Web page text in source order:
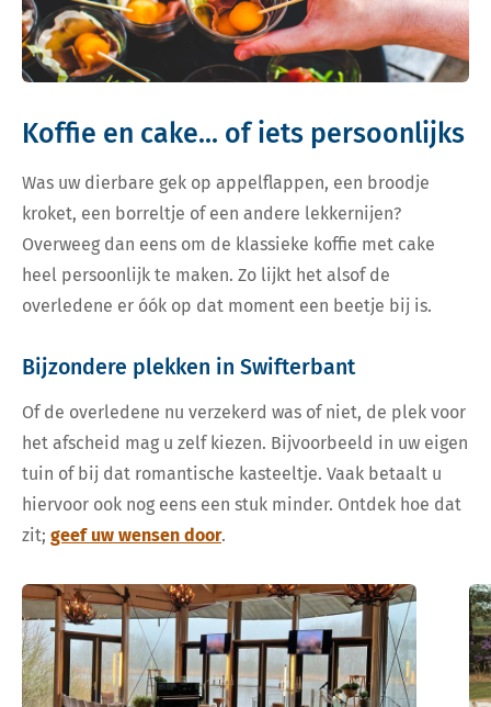
Koffie en cake... of iets persoonlijks
Was uw dierbare gek op appelflappen, een broodje
kroket, een borreltje of een andere lekkernijen?
Overweeg dan eens om de klassieke koffie met cake
heel persoonlijk te maken. Zo lijkt het alsof de
overledene er óók op dat moment een beetje bij is.
Bijzondere plekken in Swifterbant
Of de overledene nu verzekerd was of niet, de plek voor
het afscheid mag u zelf kiezen. Bijvoorbeeld in uw eigen
tuin of bij dat romantische kasteeltje. Vaak betaalt u
hiervoor ook nog eens een stuk minder. Ontdek hoe dat
zit; geef uw wensen door.